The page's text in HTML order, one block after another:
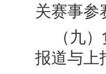
关赛事参
（九
报道与上